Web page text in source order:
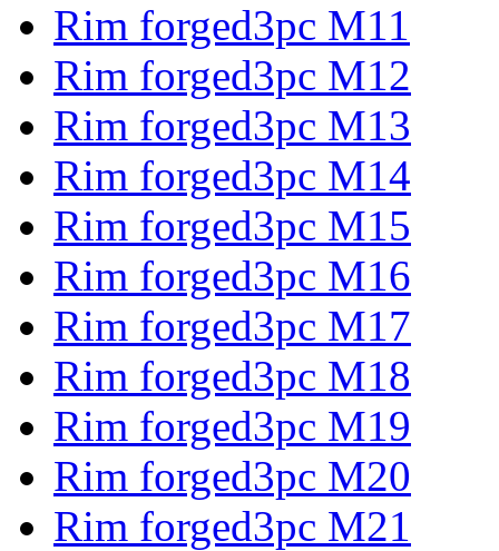
Rim forged3pc M11
Rim forged3pc M12
Rim forged3pc M13
Rim forged3pc M14
Rim forged3pc M15
Rim forged3pc M16
Rim forged3pc M17
Rim forged3pc M18
Rim forged3pc M19
Rim forged3pc M20
Rim forged3pc M21